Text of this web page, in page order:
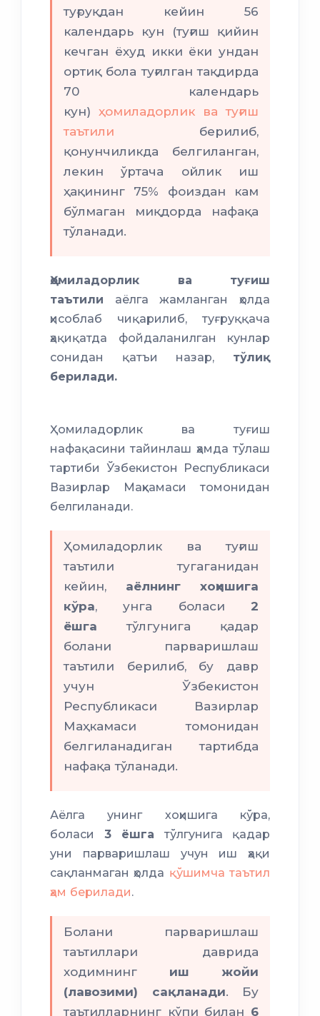
туғруқдан кейин 56
календарь кун (туғиш қийин
кечган ёхуд икки ёки ундан
ортиқ бола туғилган тақдирда
70 календарь
кун) ҳомиладорлик ва туғиш
таътили берилиб,
қонунчиликда белгиланган,
лекин ўртача ойлик иш
ҳақининг 75% фоиздан кам
бўлмаган миқдорда нафақа
тўланади.
Ҳомиладорлик ва туғиш
таътили аёлга жамланган ҳолда
ҳисоблаб чиқарилиб, туғруққача
ҳақиқатда фойдаланилган кунлар
сонидан қатъи назар, тўлиқ
берилади.
Ҳомиладорлик ва туғиш
нафақасини тайинлаш ҳамда тўлаш
тартиби Ўзбекистон Республикаси
Вазирлар Маҳкамаси томонидан
белгиланади.
Ҳомиладорлик ва туғиш
таътили тугаганидан
кейин, аёлнинг хоҳишига
кўра, унга боласи 2
ёшга тўлгунига қадар
болани парваришлаш
таътили берилиб, бу давр
учун Ўзбекистон
Республикаси Вазирлар
Маҳкамаси томонидан
белгиланадиган тартибда
нафақа тўланади.
Аёлга унинг хоҳишига кўра,
боласи 3 ёшга тўлгунига қадар
уни парваришлаш учун иш ҳақи
сақланмаган ҳолда қўшимча таътил
ҳам берилади.
Болани парваришлаш
таътиллари даврида
ходимнинг иш жойи
(лавозими) сақланади. Бу
таътилларнинг кўпи билан 6